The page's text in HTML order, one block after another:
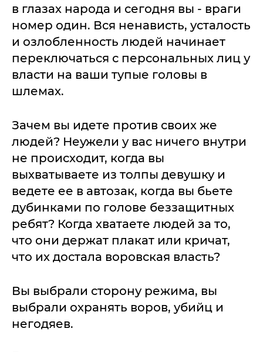
в глазах народа и сегодня вы - враги
номер один. Вся ненависть, усталость
и озлобленность людей начинает
переключаться с персональных лиц у
власти на ваши тупые головы в
шлемах.
Зачем вы идете против своих же
людей? Неужели у вас ничего внутри
не происходит, когда вы
выхватываете из толпы девушку и
ведете ее в автозак, когда вы бьете
дубинками по голове беззащитных
ребят? Когда хватаете людей за то,
что они держат плакат или кричат,
что их достала воровская власть?
Вы выбрали сторону режима, вы
выбрали охранять воров, убийц и
негодяев.